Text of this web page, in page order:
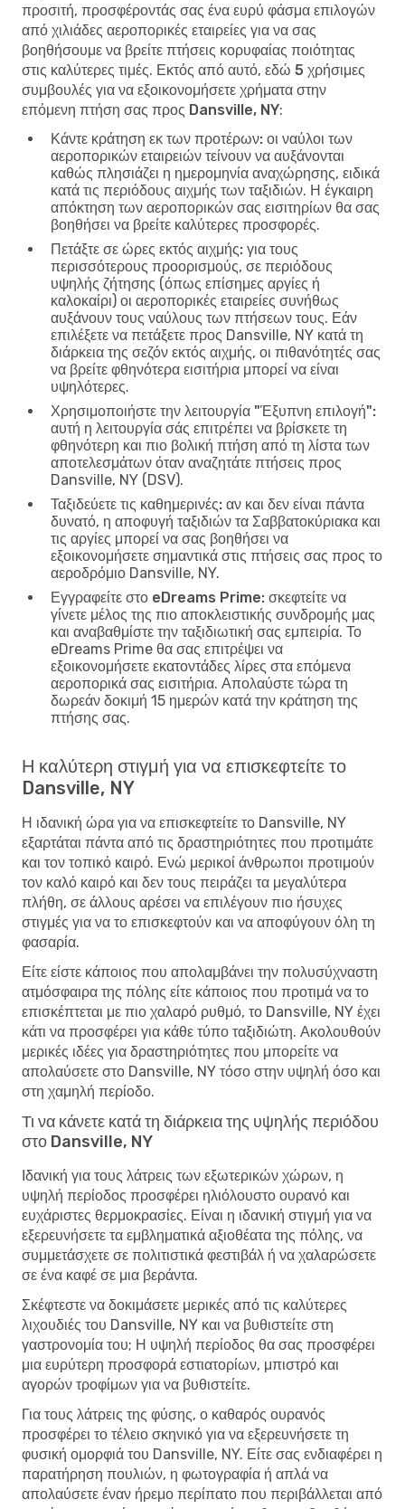
προσιτή, προσφέροντάς σας ένα ευρύ φάσμα επιλογών
από χιλιάδες αεροπορικές εταιρείες για να σας
βοηθήσουμε να βρείτε πτήσεις κορυφαίας ποιότητας
στις καλύτερες τιμές. Εκτός από αυτό, εδώ 5 χρήσιμες
συμβουλές για να εξοικονομήσετε χρήματα στην
επόμενη πτήση σας προς Dansville, NY:
Κάντε κράτηση εκ των προτέρων: οι ναύλοι των
αεροπορικών εταιρειών τείνουν να αυξάνονται
καθώς πλησιάζει η ημερομηνία αναχώρησης, ειδικά
κατά τις περιόδους αιχμής των ταξιδιών. Η έγκαιρη
απόκτηση των αεροπορικών σας εισιτηρίων θα σας
βοηθήσει να βρείτε καλύτερες προσφορές.
Πετάξτε σε ώρες εκτός αιχμής: για τους
περισσότερους προορισμούς, σε περιόδους
υψηλής ζήτησης (όπως επίσημες αργίες ή
καλοκαίρι) οι αεροπορικές εταιρείες συνήθως
αυξάνουν τους ναύλους των πτήσεων τους. Εάν
επιλέξετε να πετάξετε προς Dansville, NY κατά τη
διάρκεια της σεζόν εκτός αιχμής, οι πιθανότητές σας
να βρείτε φθηνότερα εισιτήρια μπορεί να είναι
υψηλότερες.
Χρησιμοποιήστε την λειτουργία "Έξυπνη επιλογή":
αυτή η λειτουργία σάς επιτρέπει να βρίσκετε τη
φθηνότερη και πιο βολική πτήση από τη λίστα των
αποτελεσμάτων όταν αναζητάτε πτήσεις προς
Dansville, NY (DSV).
Ταξιδεύετε τις καθημερινές: αν και δεν είναι πάντα
δυνατό, η αποφυγή ταξιδιών τα Σαββατοκύριακα και
τις αργίες μπορεί να σας βοηθήσει να
εξοικονομήσετε σημαντικά στις πτήσεις σας προς το
αεροδρόμιο Dansville, NY.
Εγγραφείτε στο eDreams Prime: σκεφτείτε να
γίνετε μέλος της πιο αποκλειστικής συνδρομής μας
και αναβαθμίστε την ταξιδιωτική σας εμπειρία. Το
eDreams Prime θα σας επιτρέψει να
εξοικονομήσετε εκατοντάδες λίρες στα επόμενα
αεροπορικά σας εισιτήρια. Απολαύστε τώρα τη
δωρεάν δοκιμή 15 ημερών κατά την κράτηση της
πτήσης σας.
Η καλύτερη στιγμή για να επισκεφτείτε το
Dansville, NY
Η ιδανική ώρα για να επισκεφτείτε το Dansville, NY
εξαρτάται πάντα από τις δραστηριότητες που προτιμάτε
και τον τοπικό καιρό. Ενώ μερικοί άνθρωποι προτιμούν
τον καλό καιρό και δεν τους πειράζει τα μεγαλύτερα
πλήθη, σε άλλους αρέσει να επιλέγουν πιο ήσυχες
στιγμές για να το επισκεφτούν και να αποφύγουν όλη τη
φασαρία.
Είτε είστε κάποιος που απολαμβάνει την πολυσύχναστη
ατμόσφαιρα της πόλης είτε κάποιος που προτιμά να το
επισκέπτεται με πιο χαλαρό ρυθμό, το Dansville, NY έχει
κάτι να προσφέρει για κάθε τύπο ταξιδιώτη. Ακολουθούν
μερικές ιδέες για δραστηριότητες που μπορείτε να
απολαύσετε στο Dansville, NY τόσο στην υψηλή όσο και
στη χαμηλή περίοδο.
Τι να κάνετε κατά τη διάρκεια της υψηλής περιόδου
στο Dansville, NY
Ιδανική για τους λάτρεις των εξωτερικών χώρων, η
υψηλή περίοδος προσφέρει ηλιόλουστο ουρανό και
ευχάριστες θερμοκρασίες. Είναι η ιδανική στιγμή για να
εξερευνήσετε τα εμβληματικά αξιοθέατα της πόλης, να
συμμετάσχετε σε πολιτιστικά φεστιβάλ ή να χαλαρώσετε
σε ένα καφέ σε μια βεράντα.
Σκέφτεστε να δοκιμάσετε μερικές από τις καλύτερες
λιχουδιές του Dansville, NY και να βυθιστείτε στη
γαστρονομία του; Η υψηλή περίοδος θα σας προσφέρει
μια ευρύτερη προσφορά εστιατορίων, μπιστρό και
αγορών τροφίμων για να βυθιστείτε.
Για τους λάτρεις της φύσης, ο καθαρός ουρανός
προσφέρει το τέλειο σκηνικό για να εξερευνήσετε τη
φυσική ομορφιά του Dansville, NY. Είτε σας ενδιαφέρει η
παρατήρηση πουλιών, η φωτογραφία ή απλά να
απολαύσετε έναν ήρεμο περίπατο που περιβάλλεται από